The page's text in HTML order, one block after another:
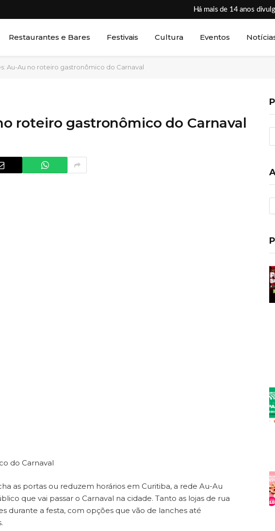
Há mais de 14 anos
Restaurantes e Bares Festivais Cultura Eventos
Au-Au no roteiro gastronômico do Carnaval
roteiro gastronômico do Carnaval
do Carnaval
as portas ou reduzem horários em Curitiba, a rede Au-Au
que vai passar o Carnaval na cidade. Tanto as lojas de rua
durante a festa, com opções que vão de lanches até